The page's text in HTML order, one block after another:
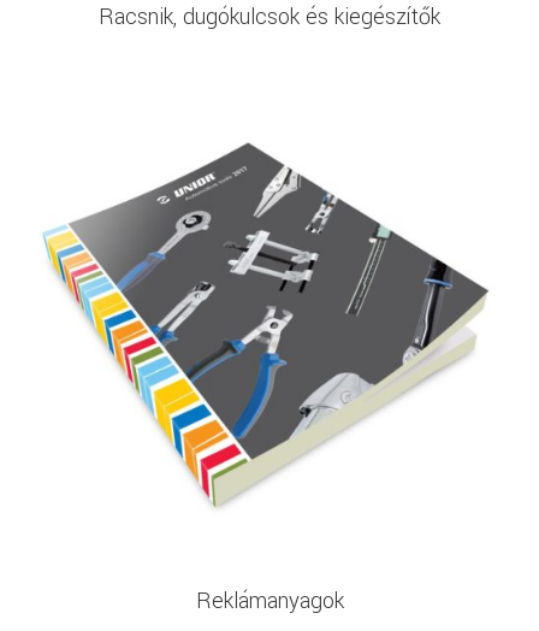
Racsnik, dugókulcsok és kiegészítők
Reklámanyagok